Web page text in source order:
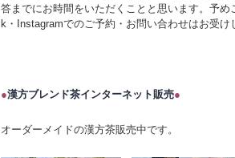
答までにお時間をいただくことと思います。予
k・Instagramでのご予約・お問い合わせはお受け
●漢方ブレンド茶インターネット販売●
オーダーメイドの漢方茶販売中です。